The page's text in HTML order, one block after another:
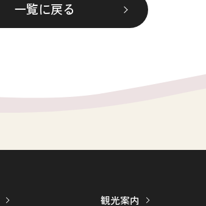
一覧に戻る
観光案内